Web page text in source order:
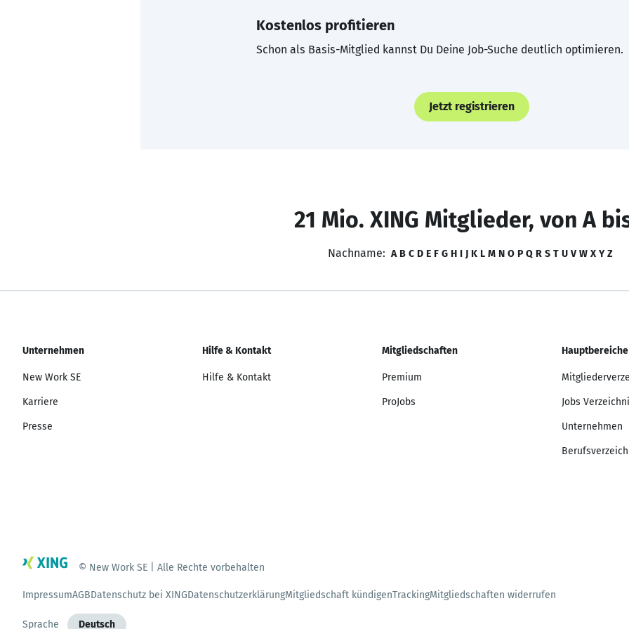
Kostenlos profitieren
Schon als Basis-Mitglied kannst Du Deine Job-Suche deutlich optimieren.
Jetzt registrieren
21 Mio. XING Mitglieder, von A
Nachname: A B C D E F G H I J K L M N O P Q R S T U V W X Y Z
Unternehmen
New Work SE
Karriere
Presse
Hilfe & Kontakt
Hilfe & Kontakt
Mitgliedschaften
Premium
ProJobs
Hauptbereiche
Jobs
Unternehmen
© New Work SE | Alle Rechte vorbehalten
ImpressumAGBDatenschutz bei XINGDatenschutzerklärungMitgliedschaft kündigenTrackingMitgliedschaften widerrufen
Sprache Deutsch